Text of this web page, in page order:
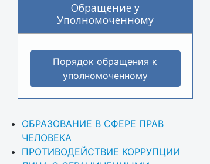
Обращение у
Уполномоченному
Порядок обращения к
уполномоченному
ОБРАЗОВАНИЕ В СФЕРЕ ПРАВ
ЧЕЛОВЕКА
ПРОТИВОДЕЙСТВИЕ КОРРУПЦИИ